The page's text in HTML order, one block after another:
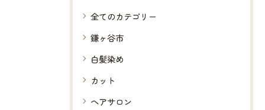
全てのカテゴリー
鎌ヶ谷市
白髪染め
カット
ヘアサロン